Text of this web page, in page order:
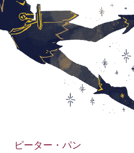
ピーター・パン